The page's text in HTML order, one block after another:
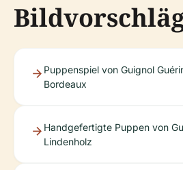
Puppenspiel von Guignol
Bordeaux
Handgefertigte Puppen von
Lindenholz